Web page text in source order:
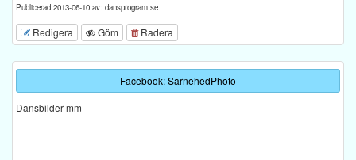
Publicerad 2013-06-10 av: dansprogram.se
Redigera Göm Radera
Facebook: SarnehedPhoto
Dansbilder mm